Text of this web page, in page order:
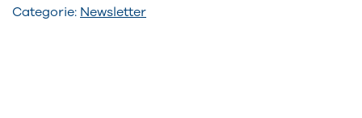
Categorie: Newsletter